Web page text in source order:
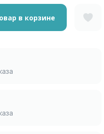
в корзине